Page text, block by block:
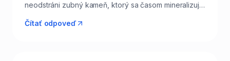
neodstráni zubný kameň, ktorý sa časom mineralizuje
hygiena v Levi Dental zahŕňa odstránenie kameňa
Čítať odpoveď